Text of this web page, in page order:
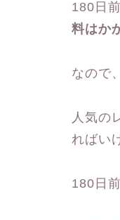
180日
料はか
なので、
人気の
ればい
180日